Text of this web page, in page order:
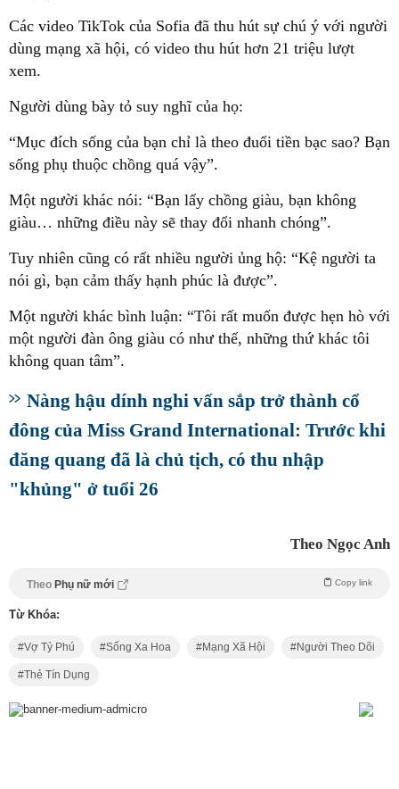
Các video TikTok của Sofia đã thu hút sự chú ý với người
dùng mạng xã hội, có video thu hút hơn 21 triệu lượt
xem.
Người dùng bày tỏ suy nghĩ của họ:
“Mục đích sống của bạn chỉ là theo đuổi tiền bạc sao? Bạn
sống phụ thuộc chồng quá vậy”.
Một người khác nói: “Bạn lấy chồng giàu, bạn không
giàu… những điều này sẽ thay đổi nhanh chóng”.
Tuy nhiên cũng có rất nhiều người ủng hộ: “Kệ người ta
nói gì, bạn cảm thấy hạnh phúc là được”.
Một người khác bình luận: “Tôi rất muốn được hẹn hò với
một người đàn ông giàu có như thế, những thứ khác tôi
không quan tâm”.
Nàng hậu dính nghi vấn sắp trở thành cổ
đông của Miss Grand International: Trước khi
đăng quang đã là chủ tịch, có thu nhập
"khủng" ở tuổi 26
Theo Ngọc Anh
Theo Phụ nữ mới Copy link
Từ Khóa:
Vợ Tỷ Phú Sống Xa Hoa Mạng Xã Hội Người Theo Dõi
Thẻ Tín Dụng